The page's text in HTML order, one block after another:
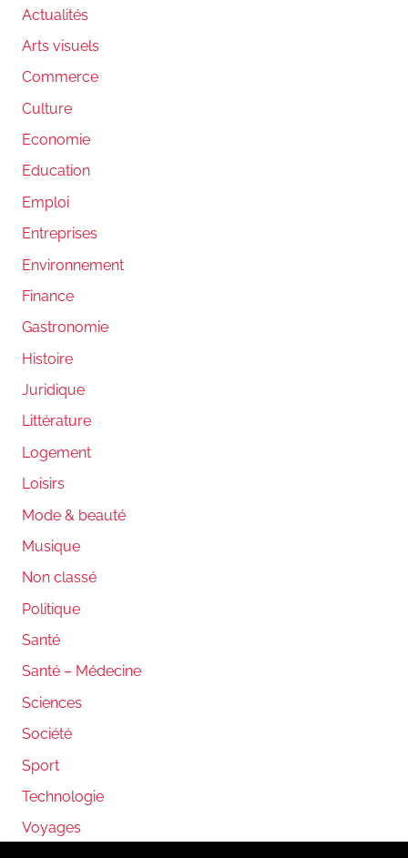
Actualités
Arts visuels
Commerce
Culture
Economie
Education
Emploi
Entreprises
Environnement
Finance
Gastronomie
Histoire
Juridique
Littérature
Logement
Loisirs
Mode & beauté
Musique
Non classé
Politique
Santé
Santé – Médecine
Sciences
Société
Sport
Technologie
Voyages